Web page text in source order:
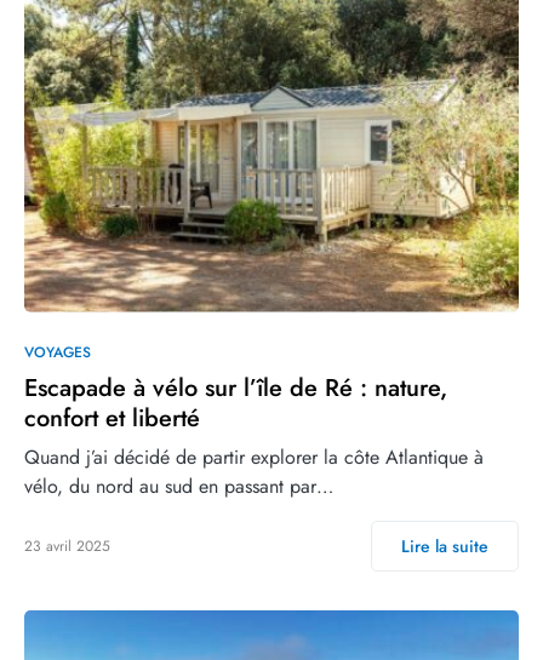
VOYAGES
Escapade à vélo sur l’île de Ré : nature,
confort et liberté
Quand j’ai décidé de partir explorer la côte Atlantique à
vélo, du nord au sud en passant par…
23 avril 2025 Lire la suite